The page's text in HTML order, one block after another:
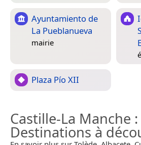
Ayuntamiento de
La Pueblanueva
mairie
Plaza Pío XII
Castille-La Manche :
Destinations à